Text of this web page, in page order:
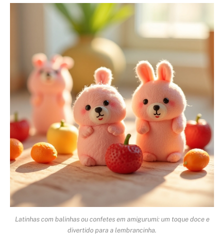
Latinhas com balinhas ou confetes em amigurumi: um toque doce e
divertido para a lembrancinha.